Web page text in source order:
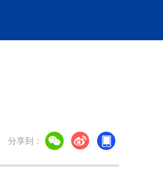
分享到：